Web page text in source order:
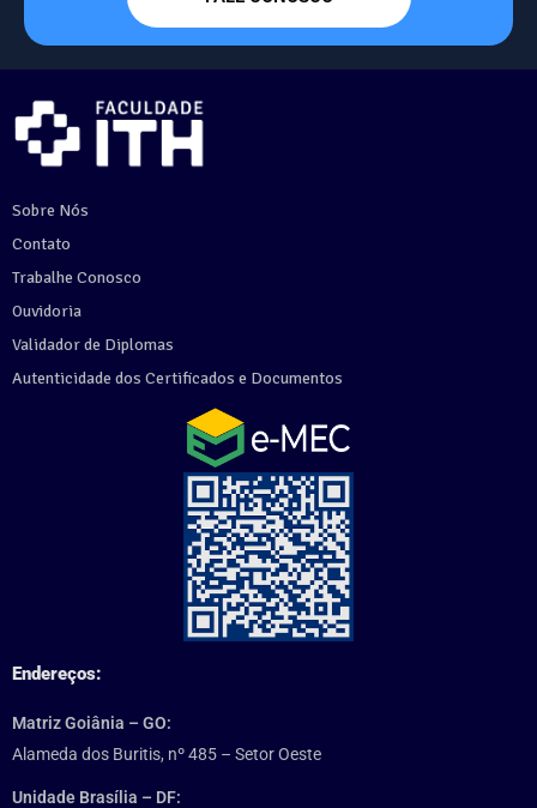
Sobre Nós
Contato
Trabalhe Conosco
Ouvidoria
Validador de Diplomas
Autenticidade dos Certificados e Documentos
Endereços:
Matriz Goiânia – GO:
Alameda dos Buritis, nº 485 – Setor Oeste
Unidade Brasília – DF: